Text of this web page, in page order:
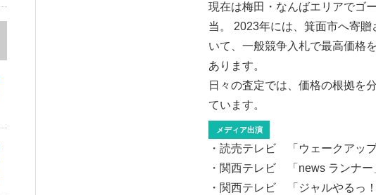
現在は梅田・なんばエリアでゴ
当。 2023年には、箕面市へ寄
いて、一般競争入札で最高価格
あります。
日々の査定では、価格の根拠を
ています。
メディア出演
・読売テレビ 「ウェークアッ
・関西テレビ 「news ランナー
・関西テレビ 「ジャルやるっ